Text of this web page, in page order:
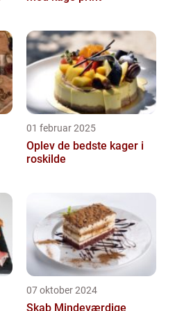
01 februar 2025
Oplev de bedste kager i
roskilde
07 oktober 2024
Skab Mindeværdige